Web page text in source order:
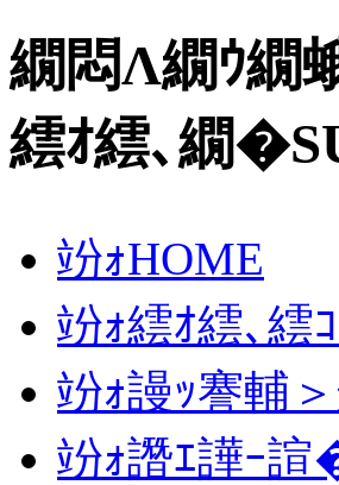
繝悶Λ繝ｳ繝
繧ｵ繧､繝
竕ｫHOME
竕ｫ繧ｵ繧､繧
竕ｫ謾ｯ謇輔
竕ｫ譖ｴ譁ｰ